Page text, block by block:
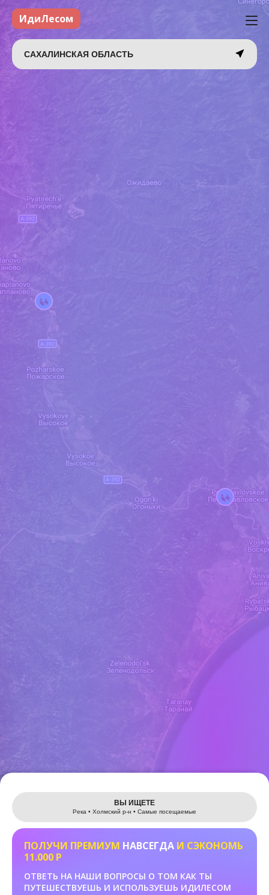
Leaflet
ИдиЛесом
САХАЛИНСКАЯ ОБЛАСТЬ
ВЫ ИЩЕТЕ
Река • Холмский р-н • Самые посещаемые
ПОЛУЧИ ПРЕМИУМ НАВСЕГДА И СЭКОНОМЬ
11.000 Р
ОТВЕТЬ НА НАШИ ВОПРОСЫ О ТОМ КАК ТЫ
ПУТЕШЕСТВУЕШЬ И ИСПОЛЬЗУЕШЬ ИДИЛЕСОМ